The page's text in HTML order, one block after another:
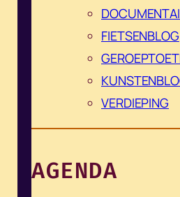
FIETSENBLOG
VERDIEPING
AGENDA